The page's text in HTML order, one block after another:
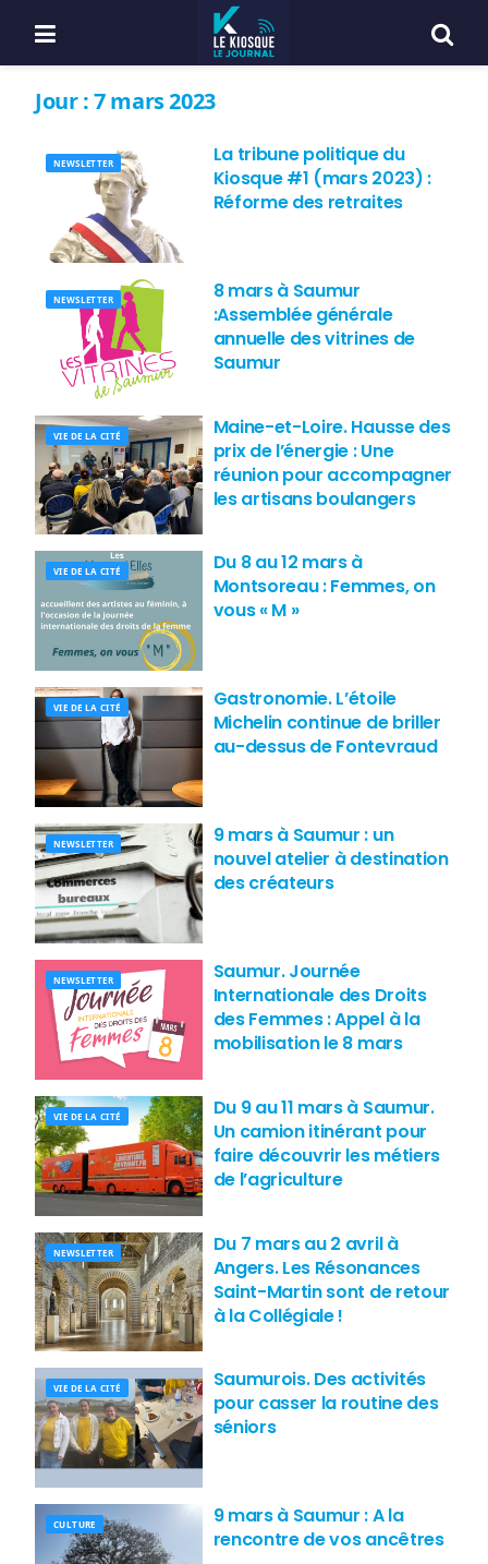
Jour :7 mars 2023
NEWSLETTER
La tribune politique du
Kiosque #1 (mars 2023) :
Réforme des retraites
NEWSLETTER
8 mars à Saumur
:Assemblée générale
annuelle des vitrines de
Saumur
VIE DE LA CITÉ
Maine-et-Loire. Hausse des
prix de l’énergie : Une
réunion pour accompagner
les artisans boulangers
VIE DE LA CITÉ
Du 8 au 12 mars à
Montsoreau : Femmes, on
vous « M »
VIE DE LA CITÉ
Gastronomie. L’étoile
Michelin continue de briller
au-dessus de Fontevraud
NEWSLETTER
9 mars à Saumur : un
nouvel atelier à destination
des créateurs
NEWSLETTER
Saumur. Journée
Internationale des Droits
des Femmes : Appel à la
mobilisation le 8 mars
VIE DE LA CITÉ
Du 9 au 11 mars à Saumur.
Un camion itinérant pour
faire découvrir les métiers
de l’agriculture
NEWSLETTER
Du 7 mars au 2 avril à
Angers. Les Résonances
Saint-Martin sont de retour
à la Collégiale !
VIE DE LA CITÉ
Saumurois. Des activités
pour casser la routine des
séniors
CULTURE
9 mars à Saumur : A la
rencontre de vos ancêtres